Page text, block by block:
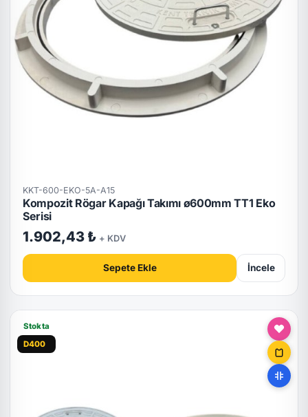
KKT-600-EKO-5A-A15
Kompozit Rögar Kapağı Takımı ø600mm TT1 Eko
Serisi
1.902,43 ₺ + KDV
Sepete Ekle İncele
Stokta
D400